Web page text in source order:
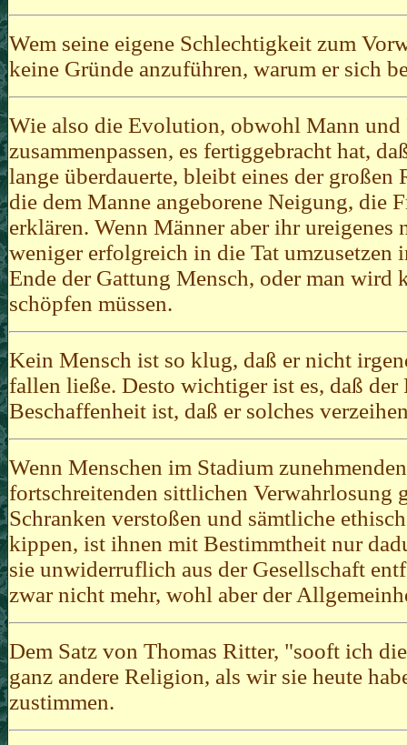
Wem seine eigene Schlechtigkeit zum
keine Gründe anzuführen, warum er sich
Wie also die Evolution, obwohl Mann und
zusammenpassen, es fertiggebracht hat,
lange überdauerte, bleibt eines der
die dem Manne angeborene Neigung, die
erklären. Wenn Männer aber ihr ureigenes
weniger erfolgreich in die Tat umzusetzen
Ende der Gattung Mensch, oder man wird
schöpfen müssen.
Kein Mensch ist so klug, daß er nicht
fallen ließe. Desto wichtiger ist es, daß der
Beschaffenheit ist, daß er solches
Wenn Menschen im Stadium
fortschreitenden sittlichen Verwahrlosung
Schranken verstoßen und sämtliche
kippen, ist ihnen mit Bestimmtheit nur
sie unwiderruflich aus der Gesellschaft
zwar nicht mehr, wohl aber der
Dem Satz von Thomas Ritter, "sooft ich
ganz andere Religion, als wir sie heute
zustimmen.